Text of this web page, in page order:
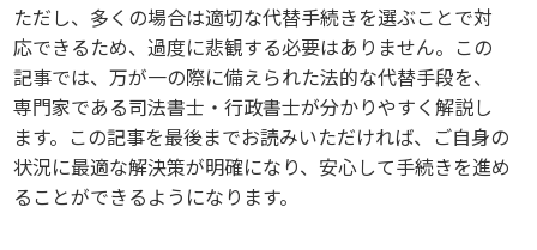
ただし、多くの場合は適切な代替手続きを選ぶことで対
応できるため、過度に悲観する必要はありません。この
記事では、万が一の際に備えられた法的な代替手段を、
専門家である司法書士・行政書士が分かりやすく解説し
ます。この記事を最後までお読みいただければ、ご自身の
状況に最適な解決策が明確になり、安心して手続きを進め
ることができるようになります。